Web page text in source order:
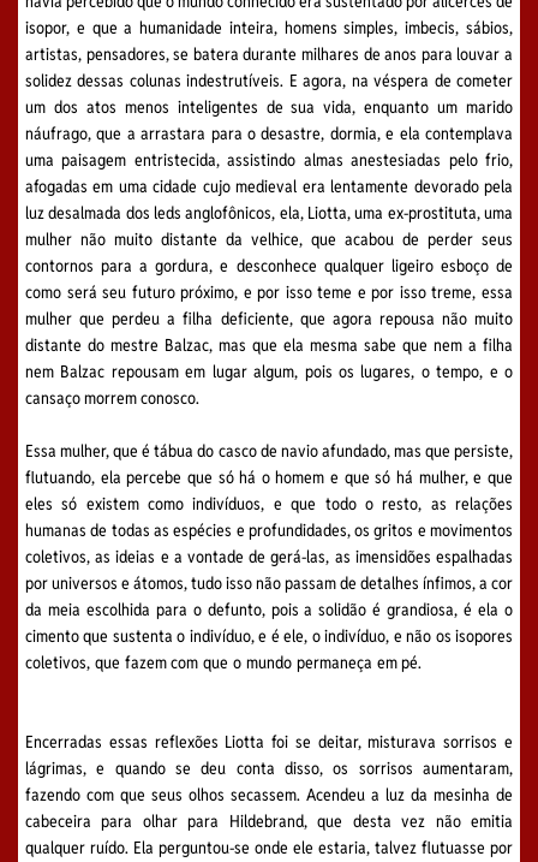
isopor, e que a humanidade inteira, homens simples, imbecis, sábios,
artistas, pensadores, se batera durante milhares de anos para louvar a
solidez dessas colunas indestrutíveis. E agora, na véspera de cometer
um dos atos menos inteligentes de sua vida, enquanto um marido
náufrago, que a arrastara para o desastre, dormia, e ela contemplava
uma paisagem entristecida, assistindo almas anestesiadas pelo frio,
afogadas em uma cidade cujo medieval era lentamente devorado pela
luz desalmada dos leds anglofônicos, ela, Liotta, uma ex-prostituta, uma
mulher não muito distante da velhice, que acabou de perder seus
contornos para a gordura, e desconhece qualquer ligeiro esboço de
como será seu futuro próximo, e por isso teme e por isso treme, essa
mulher que perdeu a filha deficiente, que agora repousa não muito
distante do mestre Balzac, mas que ela mesma sabe que nem a filha
nem Balzac repousam em lugar algum, pois os lugares, o tempo, e o
cansaço morrem conosco.
Essa mulher, que é tábua do casco de navio afundado, mas que persiste,
flutuando, ela percebe que só há o homem e que só há mulher, e que
eles só existem como indivíduos, e que todo o resto, as relações
humanas de todas as espécies e profundidades, os gritos e movimentos
coletivos, as ideias e a vontade de gerá-las, as imensidões espalhadas
por universos e átomos, tudo isso não passam de detalhes ínfimos, a cor
da meia escolhida para o defunto, pois a solidão é grandiosa, é ela o
cimento que sustenta o indivíduo, e é ele, o indivíduo, e não os isopores
coletivos, que fazem com que o mundo permaneça em pé.
Encerradas essas reflexões Liotta foi se deitar, misturava sorrisos e
lágrimas, e quando se deu conta disso, os sorrisos aumentaram,
fazendo com que seus olhos secassem. Acendeu a luz da mesinha de
cabeceira para olhar para Hildebrand, que desta vez não emitia
qualquer ruído. Ela perguntou-se onde ele estaria, talvez flutuasse por